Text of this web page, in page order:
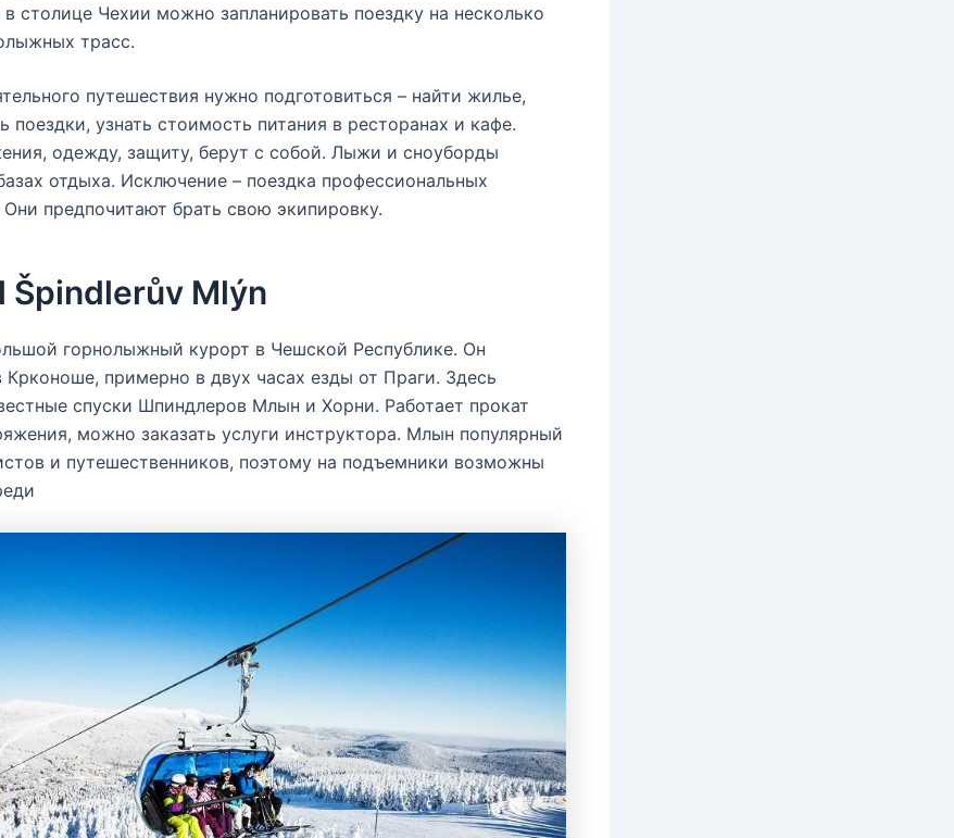
столице Чехии можно запланировать поездку на несколько
трасс.
путешествия нужно подготовиться – найти жилье,
поездки, узнать стоимость питания в ресторанах и кафе.
одежду, защиту, берут с собой. Лыжи и сноуборды
отдыха. Исключение – поездка профессиональных
предпочитают брать свою экипировку.
Špindlerův Mlýn
горнолыжный курорт в Чешской Республике. Он
Крконоше, примерно в двух часах езды от Праги. Здесь
спуски Шпиндлеров Млын и Хорни. Работает прокат
можно заказать услуги инструктора. Млын популярный
и путешественников, поэтому на подъемники возможны